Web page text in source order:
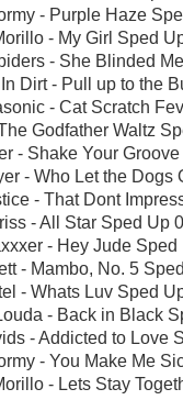
- Purple Haze
- My Girl Sped
- She Blinded
Dirt - Pull up to the
- Cat Scratch
Godfather Waltz
- Shake Your
- Who Let the Dogs
- That Dont
- All Star Sped Up
- Hey Jude Sped
- Mambo, No. 5
- Whats Luv Sped
- Back in Black
- Addicted to Love
- You Make Me
- Lets Stay